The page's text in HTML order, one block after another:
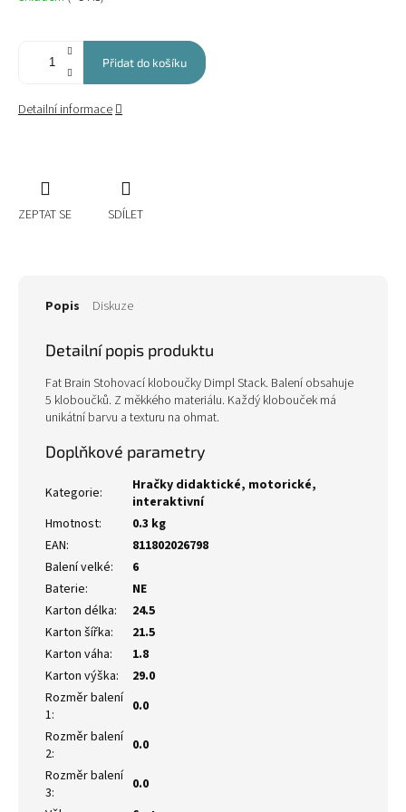
cena:
Přidat do košíku
Detailní informace
ZEPTAT SE SDÍLET
Popis Diskuze
Detailní popis produktu
Fat Brain Stohovací kloboučky Dimpl Stack. Balení obsahuje
5 kloboučků. Z měkkého materiálu. Každý klobouček má
unikátní barvu a texturu na ohmat.
Doplňkové parametry
Kategorie:
Hračky didaktické, motorické,
interaktivní
Hmotnost:
0.3 kg
EAN:
811802026798
Balení velké:
6
Baterie:
NE
Karton délka:
24.5
Karton šířka:
21.5
Karton váha:
1.8
Karton výška:
29.0
Rozměr balení
1:
0.0
Rozměr balení
2:
0.0
Rozměr balení
3:
0.0